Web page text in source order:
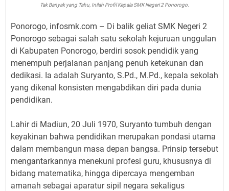
Tak Banyak yang Tahu, Inilah Profil Kepala SMK Negeri 2 Ponorogo.
Ponorogo, infosmk.com – Di balik geliat SMK Negeri 2
Ponorogo sebagai salah satu sekolah kejuruan unggulan
di Kabupaten Ponorogo, berdiri sosok pendidik yang
menempuh perjalanan panjang penuh ketekunan dan
dedikasi. Ia adalah Suryanto, S.Pd., M.Pd., kepala sekolah
yang dikenal konsisten mengabdikan diri pada dunia
pendidikan.
Lahir di Madiun, 20 Juli 1970, Suryanto tumbuh dengan
keyakinan bahwa pendidikan merupakan pondasi utama
dalam membangun masa depan bangsa. Prinsip tersebut
mengantarkannya menekuni profesi guru, khususnya di
bidang matematika, hingga dipercaya mengemban
amanah sebagai aparatur sipil negara sekaligus